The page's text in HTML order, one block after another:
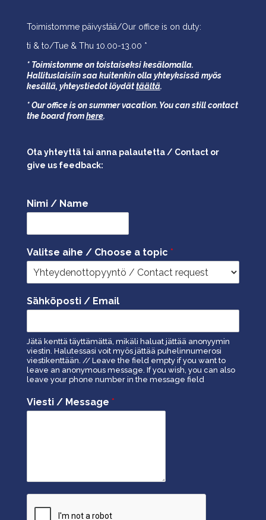
Toimistomme päivystää/Our office is on duty:
ti & to/Tue & Thu 10.00-13.00 *
* Toimistomme on toistaiseksi kesälomalla.
Hallituslaisiin saa kuitenkin olla yhteyksissä myös
kesällä, yhteystiedot löydättäältä.
* Our office is on summer vacation. You can still contact
the board fromhere.
Ota yhteyttä tai anna palautetta / Contact or
give us feedback:
Nimi / Name
Valitse aihe / Choose a topic *
Sähköposti / Email
Jätä kenttä täyttämättä, mikäli haluat jättää anonyymin
viestin. Halutessasi voit myös jättää puhelinnumerosi
viestikenttään. // Leave the field empty if you want to
leave an anonymous message. If you wish, you can also
leave your phone number in the message field
Viesti / Message *